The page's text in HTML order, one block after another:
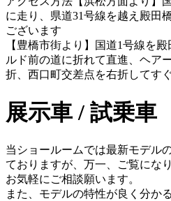
に走り、県道31号線を越え殿田
ございます
【豊橋市街より】国道1号線を
ルド前の道に折れて直進、ヘア
折、西口町交差点を右折してす
展示車 / 試乗車
当ショールームでは最新モデル
ておりますが、万一、ご覧にな
お気軽にご相談願います。
また、モデルの特性が良く分か